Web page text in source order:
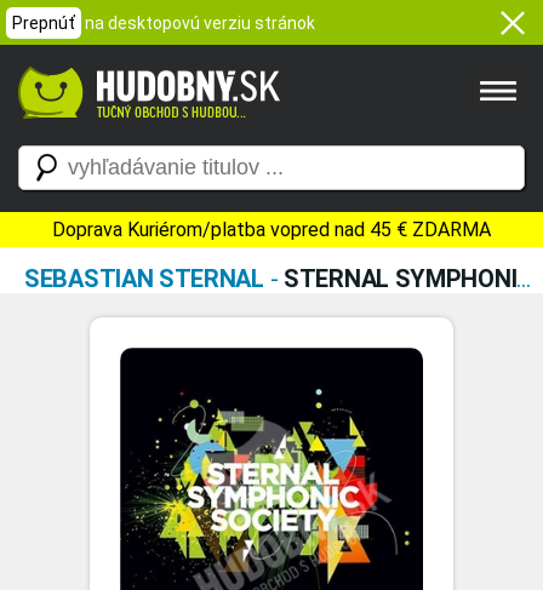
Prepnúť na desktopovú verziu stránok
Doprava Kuriérom/platba vopred nad 45 € ZDARMA
SEBASTIAN STERNAL - STERNAL SYMPHONIC SOCIETY